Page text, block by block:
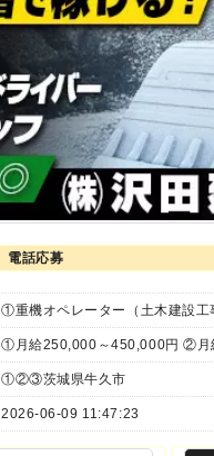
電話応募
①重機オペレーター（土木建設
①月給250,000～450,000円 ②月
①②③茨城県牛久市
2026-06-09 11:47:23